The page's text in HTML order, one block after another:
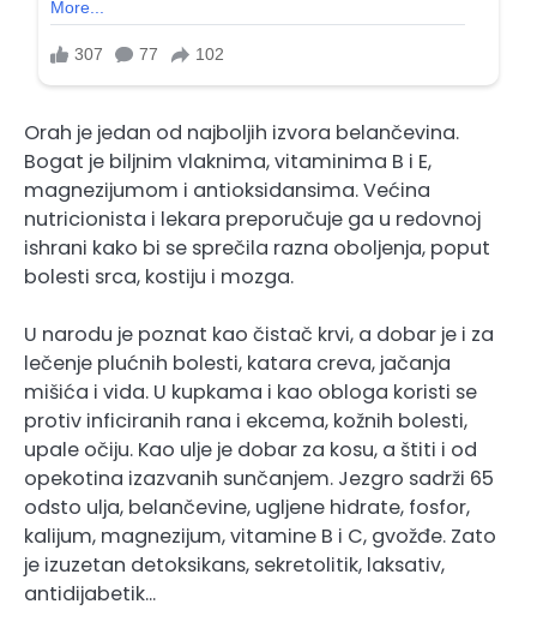
Orah je jedan od najboljih izvora belančevina.
Bogat je biljnim vlaknima, vitaminima B i E,
magnezijumom i antioksidansima. Većina
nutricionista i lekara preporučuje ga u redovnoj
ishrani kako bi se sprečila razna oboljenja, poput
bolesti srca, kostiju i mozga.
U narodu je poznat kao čistač krvi, a dobar je i za
lečenje plućnih bolesti, katara creva, jačanja
mišića i vida. U kupkama i kao obloga koristi se
protiv inficiranih rana i ekcema, kožnih bolesti,
upale očiju. Kao ulje je dobar za kosu, a štiti i od
opekotina izazvanih sunčanjem. Jezgro sadrži 65
odsto ulja, belančevine, ugljene hidrate, fosfor,
kalijum, magnezijum, vitamine B i C, gvožđe. Zato
je izuzetan detoksikans, sekretolitik, laksativ,
antidijabetik…